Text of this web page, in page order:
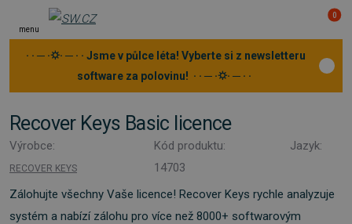
menu
0
· · ─ ·⛭· ─ · · Jsme v půlce léta! Vyberte si z newsletteru
software za polovinu! · · ─ ·⛭· ─ · ·
Recover Keys Basic licence
Výrobce:
RECOVER KEYS
Kód produktu:
14703
Jazyk:
Zálohujte všechny Vaše licence! Recover Keys rychle analyzuje
systém a nabízí zálohu pro více než 8000+ softwarovým